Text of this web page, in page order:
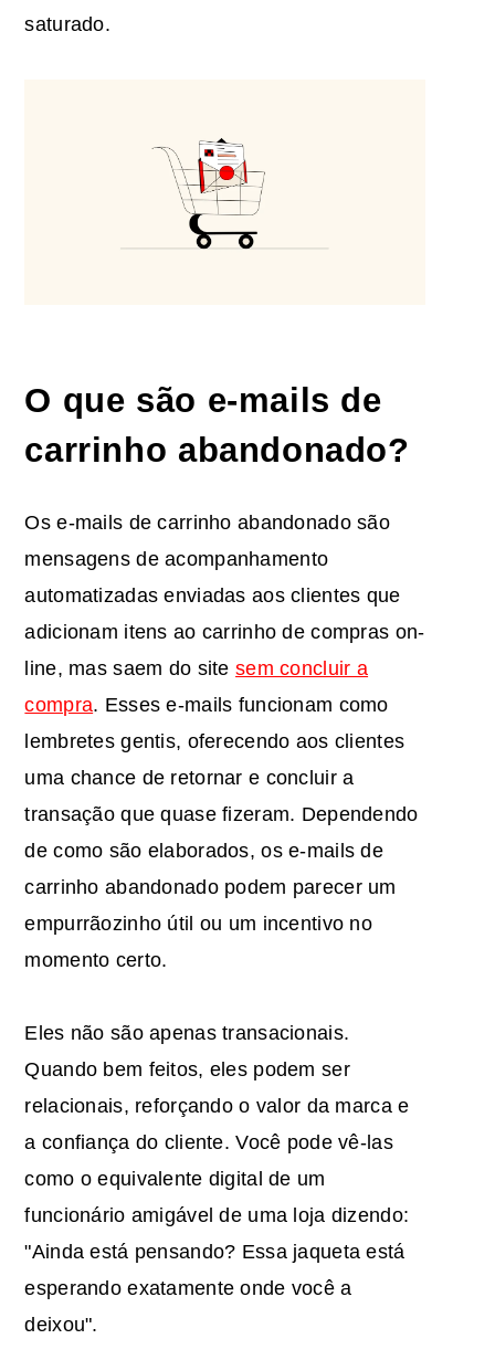
saturado.
O que são e-mails de
carrinho abandonado?
Os e-mails de carrinho abandonado são
mensagens de acompanhamento
automatizadas enviadas aos clientes que
adicionam itens ao carrinho de compras on-
line, mas saem do sitesem concluir a
compra. Esses e-mails funcionam como
lembretes gentis, oferecendo aos clientes
uma chance de retornar e concluir a
transação que quase fizeram. Dependendo
de como são elaborados, os e-mails de
carrinho abandonado podem parecer um
empurrãozinho útil ou um incentivo no
momento certo.
Eles não são apenas transacionais.
Quando bem feitos, eles podem ser
relacionais, reforçando o valor da marca e
a confiança do cliente. Você pode vê-las
como o equivalente digital de um
funcionário amigável de uma loja dizendo:
"Ainda está pensando? Essa jaqueta está
esperando exatamente onde você a
deixou".